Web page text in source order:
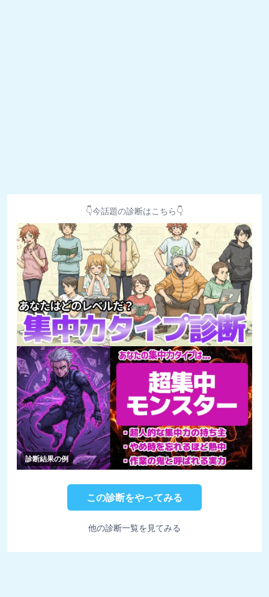
👇今話題の診断はこちら👇
診断結果の例
この診断をやってみる
他の診断一覧を見てみる